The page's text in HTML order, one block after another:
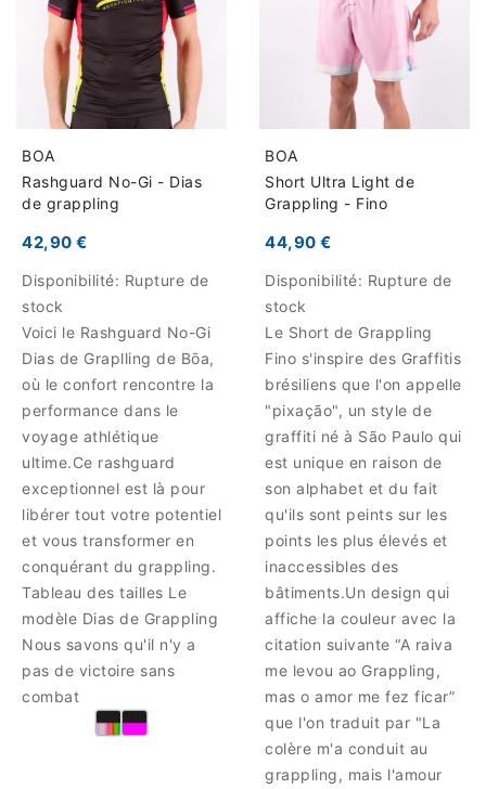
BOA
Rashguard No-Gi - Dias
de grappling
42,90 €
Disponibilité: Rupture de
stock
Voici le Rashguard No-Gi
Dias de Graplling de Bōa,
où le confort rencontre la
performance dans le
voyage athlétique
ultime.Ce rashguard
exceptionnel est là pour
libérer tout votre potentiel
et vous transformer en
conquérant du grappling.
Tableau des tailles Le
modèle Dias de Grappling
Nous savons qu'il n'y a
pas de victoire sans
combat
BOA
Short Ultra Light de
Grappling - Fino
44,90 €
Disponibilité: Rupture de
stock
Le Short de Grappling
Fino s'inspire des Graffitis
brésiliens que l'on appelle
"pixação", un style de
graffiti né à São Paulo qui
est unique en raison de
son alphabet et du fait
qu'ils sont peints sur les
points les plus élevés et
inaccessibles des
bâtiments.Un design qui
affiche la couleur avec la
citation suivante “A raiva
me levou ao Grappling,
mas o amor me fez ficar”
que l'on traduit par "La
colère m'a conduit au
grappling, mais l'amour